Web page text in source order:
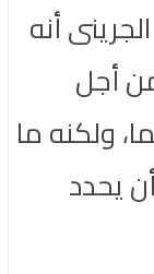
أنه
أجل
ولكنه ما
يحدد